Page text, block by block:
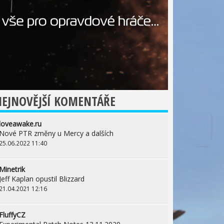
KOMENTÁŘE
PTR změny u Mercy a dalších
11:40
Kaplan opustil Blizzard
12:16